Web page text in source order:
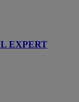
EXPERT